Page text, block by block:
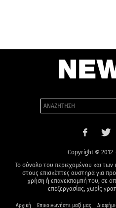
Copyright © 2012
Το σύνολο του περιεχομένου και των
στους επισκέπτες αυστηρά για
χρήση ή επανεκπομπή του, σε
επεξεργασίας, χωρίς
Αρχική Επικοινωνήστε μαζί μας